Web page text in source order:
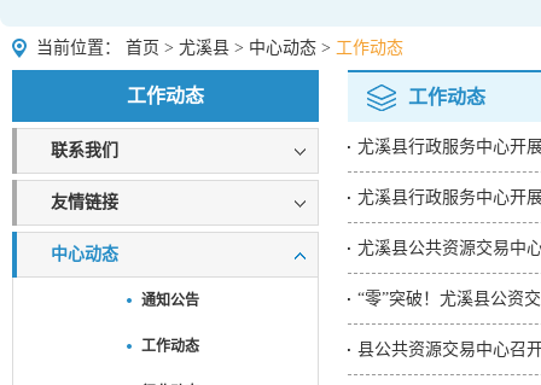
当前位置： 首页 > 尤溪县 > 中心动态 > 工作动态
工作动态
联系我们
友情链接
中心动态
通知公告
工作动态
工作动态
尤溪县行政服务中心开
尤溪县行政服务中心开
尤溪县公共资源交易中
“零”突破！尤溪县公资
县公共资源交易中心召